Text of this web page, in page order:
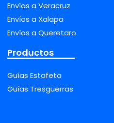
Envíos a Veracruz
Envíos a Xalapa
Envíos a Queretaro
Productos
Guías Estafeta
Guías Tresguerras